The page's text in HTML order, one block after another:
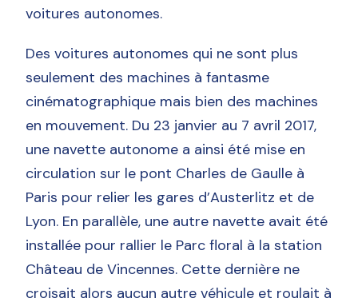
voitures autonomes.
Des voitures autonomes qui ne sont plus
seulement des machines à fantasme
cinématographique mais bien des machines
en mouvement. Du 23 janvier au 7 avril 2017,
une navette autonome a ainsi été mise en
circulation sur le pont Charles de Gaulle à
Paris pour relier les gares d’Austerlitz et de
Lyon. En parallèle, une autre navette avait été
installée pour rallier le Parc floral à la station
Château de Vincennes. Cette dernière ne
croisait alors aucun autre véhicule et roulait à